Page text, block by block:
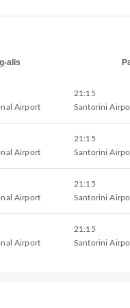
alis
Airport
21:15
Santorini
Airport
21:15
Santorini
Airport
21:15
Santorini
Airport
21:15
Santorini